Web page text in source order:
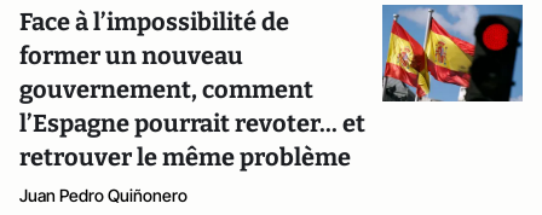
Face à l’impossibilité de
former un nouveau
gouvernement, comment
l’Espagne pourrait revoter... et
retrouver le même problème
Juan Pedro Quiñonero